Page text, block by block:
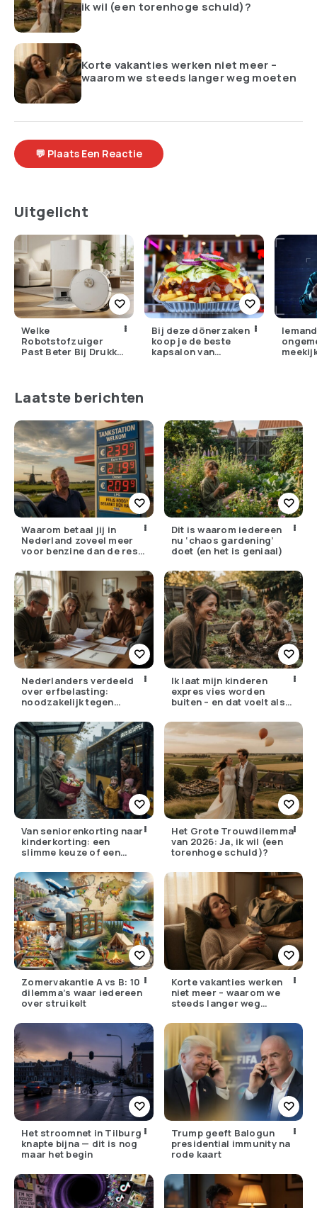
ik wil (een torenhoge schuld)?
Korte vakanties werken niet meer –
waarom we steeds langer weg moeten
💬 Plaats Een Reactie
Uitgelicht
Welke
Robotstofzuiger
Past Beter Bij Drukke
Bij deze dönerzaken
koop je de beste
kapsalon van
Laatste berichten
Waarom betaal jij in
Nederland zoveel meer
voor benzine dan de rest
Dit is waarom iedereen
nu ‘chaos gardening’
doet (en het is geniaal)
Nederlanders verdeeld
over erfbelasting:
noodzakelijk tegen
Ik laat mijn kinderen
expres vies worden
buiten – en dat voelt als
Van seniorenkorting naar
kinderkorting: een
slimme keuze of een
Het Grote Trouwdilemma
van 2026: Ja, ik wil (een
torenhoge schuld)?
Zomervakantie A vs B: 10
dilemma’s waar iedereen
over struikelt
Korte vakanties werken
niet meer – waarom we
steeds langer weg
Het stroomnet in Tilburg
knapte bijna — dit is nog
maar het begin
Trump geeft Balogun
presidential immunity na
rode kaart